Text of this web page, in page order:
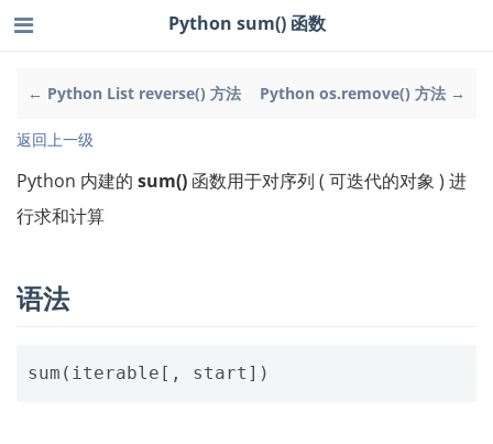
← Python List reverse() 方法 Python os.remove() 方法 →
Python sum() 函数
返回上一级
Python 内建的 sum() 函数用于对序列 ( 可迭代的对象 ) 进
行求和计算
语法
sum ( iterable [, start ])